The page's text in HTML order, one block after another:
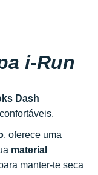
i-Run
Dash
, oferece uma
material
manter-te seca